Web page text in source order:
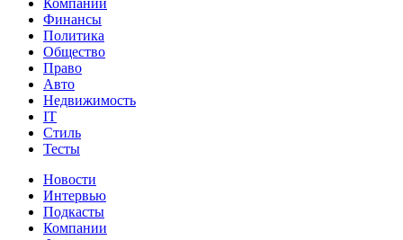
Компании
Финансы
Политика
Общество
Право
Авто
Недвижимость
IT
Стиль
Тесты
Новости
Интервью
Подкасты
Компании